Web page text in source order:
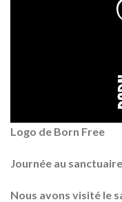
Logo de Born Free
Journée au
Nous avons visité le